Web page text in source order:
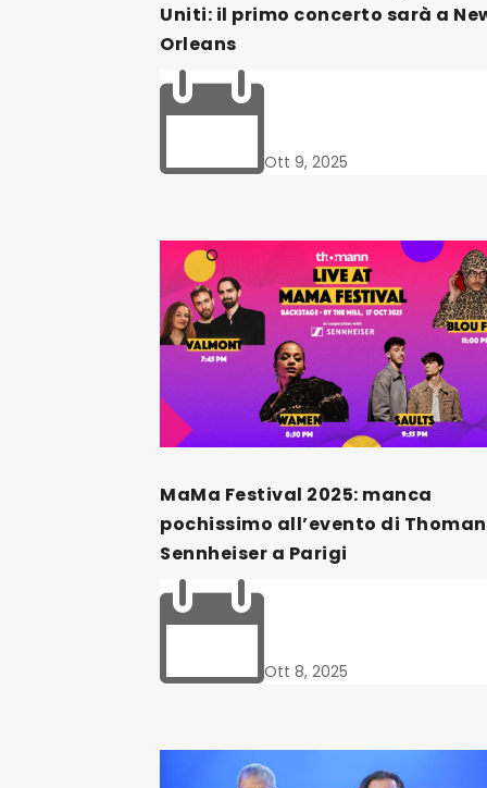
Uniti: il primo concerto sarà a
Orleans
Ott 9, 2025
MaMa Festival 2025: manca
pochissimo all’evento di
Sennheiser a Parigi
Ott 8, 2025